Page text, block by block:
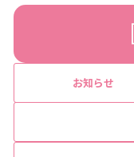
お知らせ